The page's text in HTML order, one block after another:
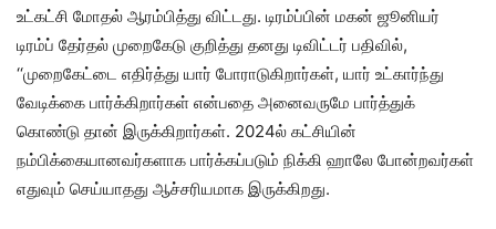
உட்கட்சி மோதல் ஆரம்பித்து விட்டது. டிரம்ப்பின் மகன் ஜூனியர்
டிரம்ப் தேர்தல் முறைகேடு குறித்து தனது டிவிட்டர் பதிவில்,
‘‘முறைகேட்டை எதிர்த்து யார் போராடுகிறார்கள், யார் உட்கார்ந்து
வேடிக்கை பார்க்கிறார்கள் என்பதை அனைவருமே பார்த்துக்
கொண்டு தான் இருக்கிறார்கள். 2024ல் கட்சியின்
நம்பிக்கையானவர்களாக பார்க்கப்படும் நிக்கி ஹாலே போன்றவர்கள்
எதுவும் செய்யாதது ஆச்சரியமாக இருக்கிறது.